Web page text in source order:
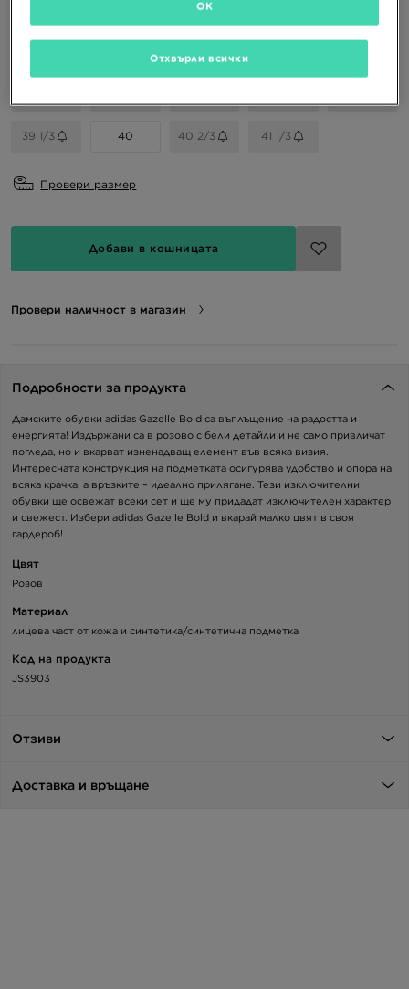
EU US
39 1/3 40 40 2/3 41 1/3
Провери размер
Добави в кошницата
Провери наличност в магазин
Подробности за продукта
Дамските обувки adidas Gazelle Bold са въплъщение на радостта и
енергията! Издържани са в розово с бели детайли и не само привличат
погледа, но и вкарват изненадващ елемент във всяка визия.
Интересната конструкция на подметката осигурява удобство и опора на
всяка крачка, а връзките – идеално прилягане. Тези изключителни
обувки ще освежат всеки сет и ще му придадат изключителен характер
и свежест. Избери adidas Gazelle Bold и вкарай малко цвят в своя
гардероб!
Цвят
Розов
Материал
лицева част от кожа и синтетика/синтетична подметка
Код на продукта
JS3903
Отзиви
Доставка и връщане
Отхвърли всички
OK